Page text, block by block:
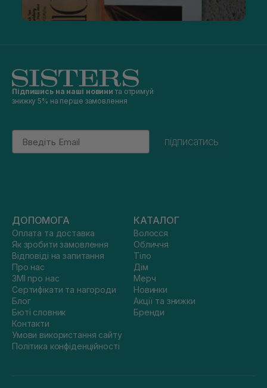
Підпишись на наші новини та отримуй
знижку 5% на перше замовлення
Email
підписатись
ДОПОМОГА
Оплата та доставка
Як зробити замовлення
Відповіді на запитання
Про нас
ЗМІ про нас
Сертифікати та нагороди
Блог
Бюті словник
Контакти
Умови використання сайту
Політика конфіденційності
КАТАЛОГ
Волосся
Обличчя
Тіло
Дім
Мерч
Новинки
Акції та знижки
Бренди